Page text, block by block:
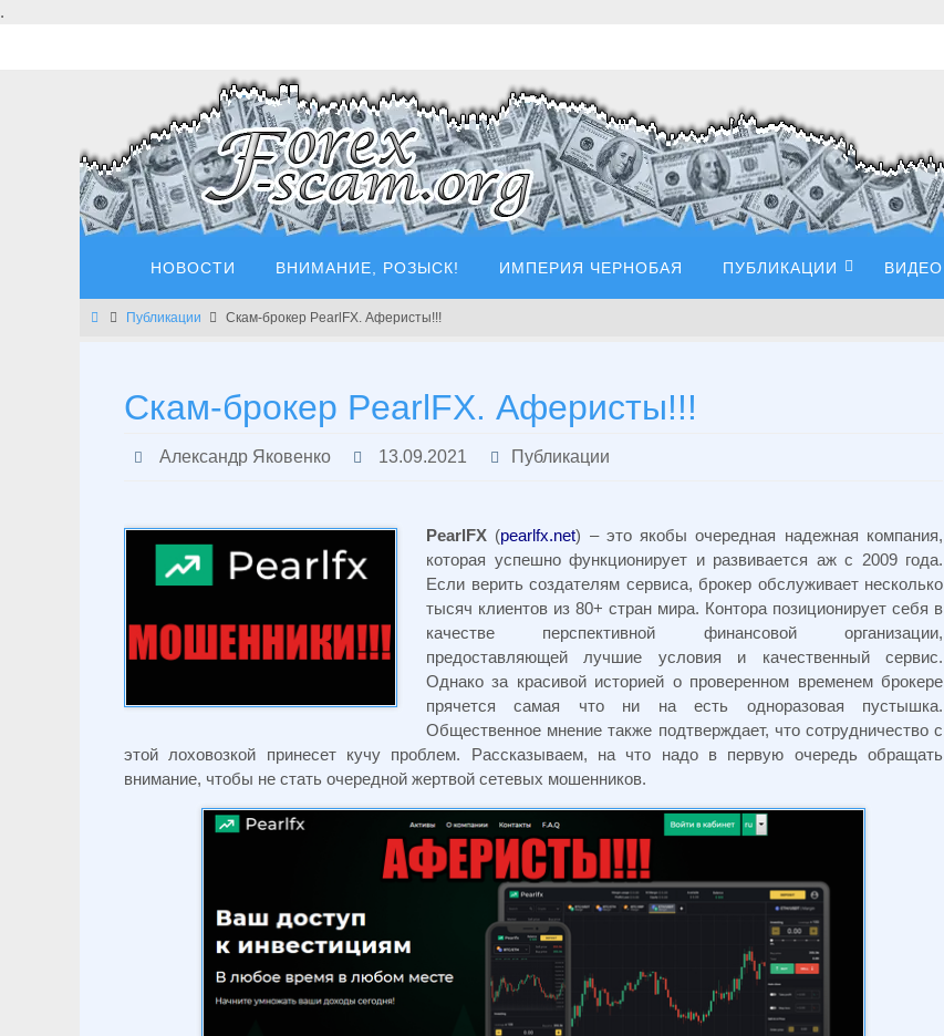
.
НОВОСТИ ВНИМАНИЕ, РОЗЫСК! ИМПЕРИЯ ЧЕРНОБАЯ ПУБЛИКАЦИИ ВИДЕО
Главная
Публикации Скам-брокер PearlFX. Аферисты!!!
Скам-брокер PearlFX. Аферисты!!!
Александр Яковенко 13.09.2021 Публикации
PearlFX (pearlfx.net) – это якобы очередная надежная компания,
которая успешно функционирует и развивается аж с 2009 года.
Если верить создателям сервиса, брокер обслуживает несколько
тысяч клиентов из 80+ стран мира. Контора позиционирует себя в
качестве перспективной финансовой организации,
предоставляющей лучшие условия и качественный сервис.
Однако за красивой историей о проверенном временем брокере
прячется самая что ни на есть одноразовая пустышка.
Общественное мнение также подтверждает, что сотрудничество с
этой лоховозкой принесет кучу проблем. Рассказываем, на что надо в первую очередь обращать
внимание, чтобы не стать очередной жертвой сетевых мошенников.